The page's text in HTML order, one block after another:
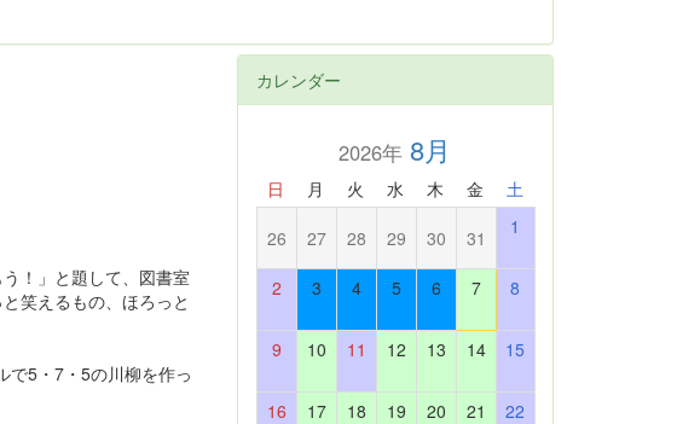
！」と題して、図書室
笑えるもの、ほろっと
で5・7・5の川柳を作っ
カレンダー
2026年 8月
日 月 火 水 木 金 土
26 27 28 29 30 31 1
2 3 4 5 6 7 8
9 10 11 12 13 14 15
16 17 18 19 20 21 22